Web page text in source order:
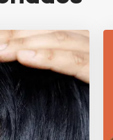
shampoo
No início,
estabilizar ou
com o